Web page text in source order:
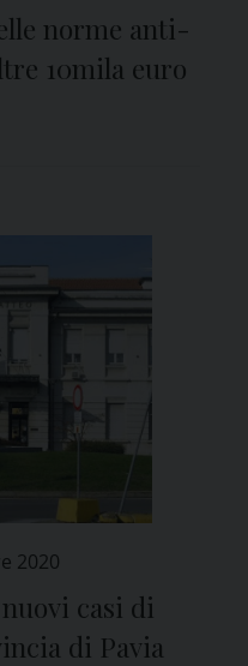
norme anti-
10mila euro
2020
casi di
di Pavia